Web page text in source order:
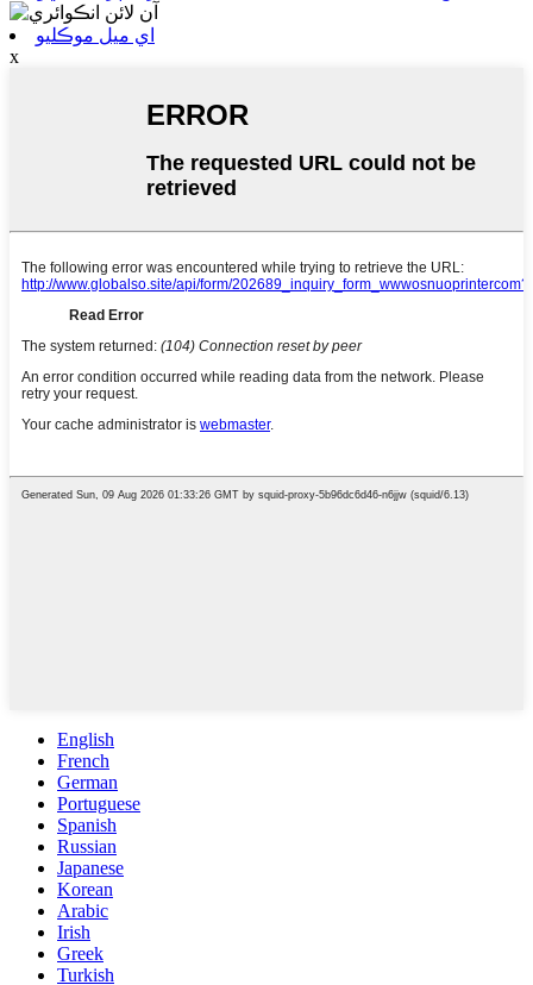
اي ميل موڪليو
x
English
French
German
Portuguese
Spanish
Russian
Japanese
Korean
Arabic
Irish
Greek
Turkish